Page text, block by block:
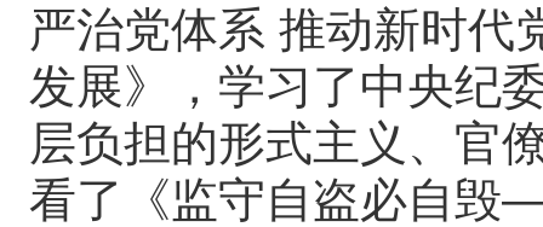
严治党体系 推动新时代
发展》，学习了中央纪
层负担的形式主义、官
看了《监守自盗必自毁